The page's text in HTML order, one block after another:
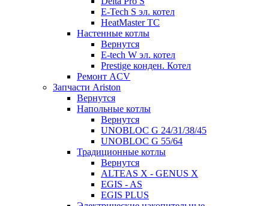
E-Tech S эл. котел
HeatMaster TC
Настенные котлы
Вернутся
E-tech W эл. котел
Prestige конден. Котел
Ремонт ACV
Запчасти Ariston
Вернутся
Напольные котлы
Вернутся
UNOBLOC G 24/31/38/45
UNOBLOC G 55/64
Традиционные котлы
Вернутся
ALTEAS X - GENUS X
EGIS - AS
EGIS PLUS